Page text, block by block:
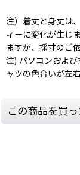
注）着丈と身丈は
ィーに変化が生じ
ますが、採寸のご
注) パソコンおよ
ャツの色合いが左
この商品を買